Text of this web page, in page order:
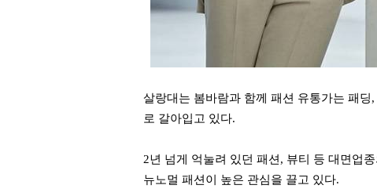
살랑대는 봄바람과 함께 패션 유통가는 패
로 갈아입고 있다.
2년 넘게 억눌려 있던 패션, 뷰티 등 대면업
뉴노멀 패션이 높은 관심을 끌고 있다.